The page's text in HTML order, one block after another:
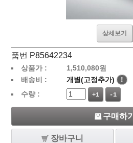
상세보기
품번 P85642234
상품가 : 1,510,080원
배송비 :
개별(고정추가) !
수량 :
+1 -1
구매하기
장바구니